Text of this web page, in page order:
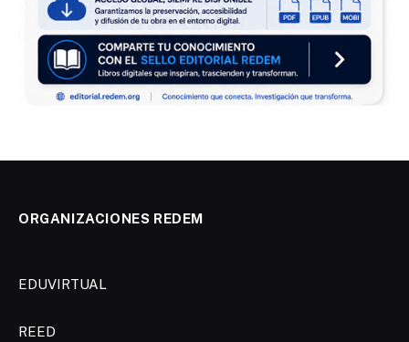
ORGANIZACIONES REDEM
EDUVIRTUAL
REED